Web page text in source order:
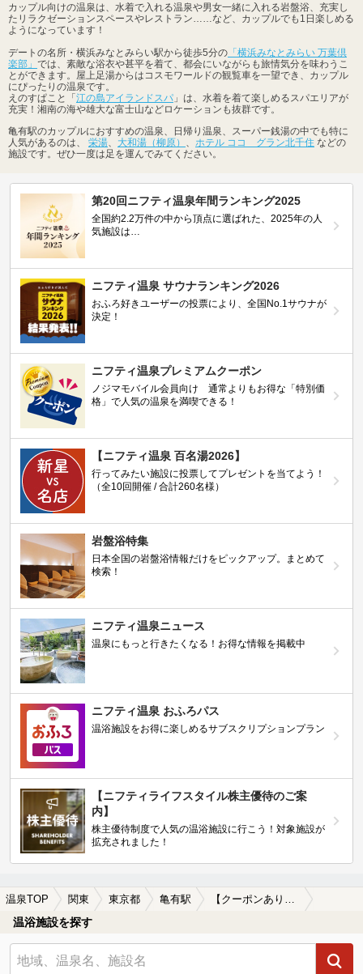
カップル向けの温泉は、水着で入れる温泉や男女一緒に入れる岩盤浴、充実し
たリラクゼーションスペースやレストラン……など、カップルでも1日楽しめる
ようになっています！
デートの名所・横浜みなとみらい駅から徒歩5分の 「横浜みなとみらい 万葉倶
楽部」 では、素敵な浴衣や甚平を着て、都会にいながらも旅情気分を味わうこ
とができます。屋上足湯からはコスモワールドの観覧車を一望でき、カップル
にぴったりの温泉です。
えのすぱこと「江の島アイランドスパ 」は、水着を着て楽しめるスパエリアが
充実！湘南の海や雄大な富士山などロケーションも抜群です。
亀有駅のカップルにおすすめの温泉、日帰り温泉、スーパー銭湯の中でも特に
人気があるのは、 栄湯 大和湯（柳原） ホテル ココ グラン北千住 などの
施設です。ぜひ一度は足を運んでみてください。
第20回ニフティ温泉年間ランキング2025
全国約2.2万件の中から頂点に選ばれた、2025年の人
気施設は…
ニフティ温泉 サウナランキング2026
おふろ好きユーザーの投票により、全国No.1サウナが
決定！
ニフティ温泉プレミアムクーポン
ノジマモバイル会員向け 通常よりもお得な「特別価
格」で人気の温泉を満喫できる！
【ニフティ温泉 百名湯2026】
行ってみたい施設に投票してプレゼントを当てよう！
（全10回開催 / 合計260名様）
岩盤浴特集
日本全国の岩盤浴情報だけをピックアップ。まとめて
検索！
ニフティ温泉ニュース
温泉にもっと行きたくなる！お得な情報を掲載中
ニフティ温泉 おふろパス
温浴施設をお得に楽しめるサブスクリプションプラン
【ニフティライフスタイル株主優待のご案
内】
株主優待制度で人気の温浴施設に行こう！対象施設が
拡充されました！
温泉TOP 関東 東京都 亀有駅 【クーポンあり】カップルにおすすめの亀有駅近くの温泉、日帰り温泉、スーパー銭湯おすすめ
温浴施設を探す